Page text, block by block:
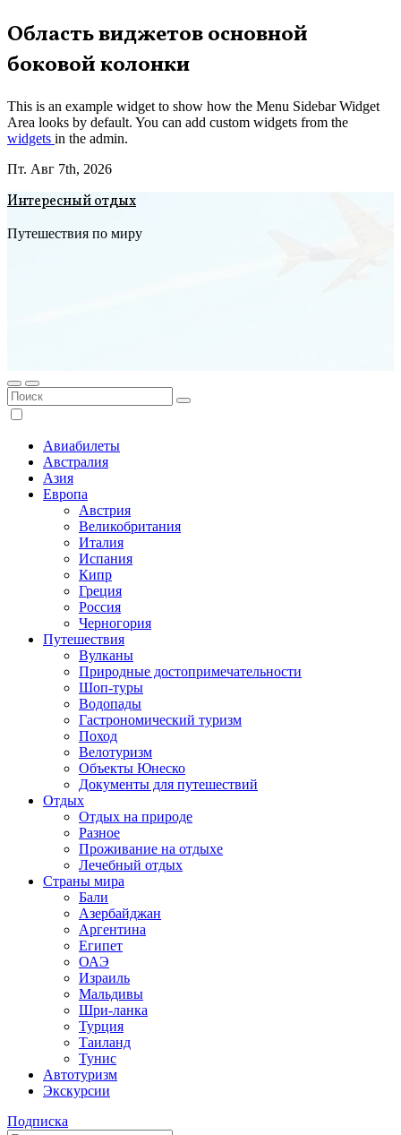
Перейти
к
содержимому
Область виджетов основной
боковой колонки
This is an example widget to show how the Menu Sidebar Widget
Area looks by default. You can add custom widgets from the
widgets in the admin.
Пт. Авг 7th, 2026
Интересный отдых
Путешествия по миру
Авиабилеты
Австралия
Азия
Европа
Австрия
Великобритания
Италия
Испания
Кипр
Греция
Россия
Черногория
Путешествия
Вулканы
Природные достопримечательности
Шоп-туры
Водопады
Гастрономический туризм
Поход
Велотуризм
Объекты Юнеско
Документы для путешествий
Отдых
Отдых на природе
Разное
Проживание на отдыхе
Лечебный отдых
Страны мира
Бали
Азербайджан
Аргентина
Египет
ОАЭ
Израиль
Мальдивы
Шри-ланка
Турция
Таиланд
Тунис
Автотуризм
Экскурсии
Подписка